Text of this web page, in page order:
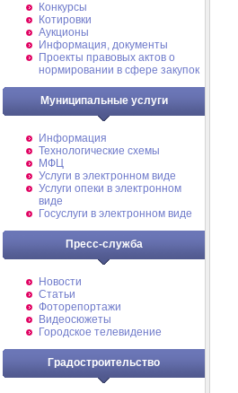
Конкурсы
Котировки
Аукционы
Информация, документы
Проекты правовых актов о
нормировании в сфере закупок
Муниципальные услуги
Информация
Технологические схемы
МФЦ
Услуги в электронном виде
Услуги опеки в электронном
виде
Госуслуги в электронном виде
Пресс-служба
Новости
Статьи
Фоторепортажи
Видеосюжеты
Городское телевидение
Градостроительство